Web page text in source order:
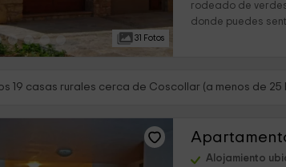
31 Fotos
rodeado de
donde puedes
19 casas rurales cerca de Coscollar (a menos de 25
Alojamiento